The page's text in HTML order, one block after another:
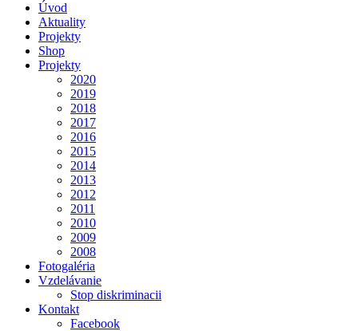
Úvod
Aktuality
Projekty
Shop
Projekty
2020
2019
2018
2017
2016
2015
2014
2013
2012
2011
2010
2009
2008
Fotogaléria
Vzdelávanie
Stop diskriminacii
Kontakt
Facebook